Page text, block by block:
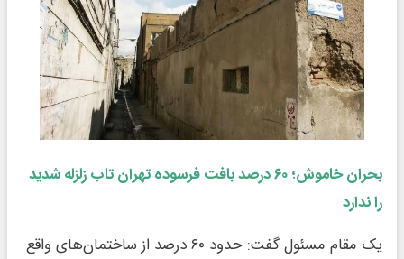
بحران خاموش؛ ۶۰ درصد بافت فرسوده تهران تاب زلزله شدید
را ندارد
یک مقام مسئول گفت: حدود ۶۰ درصد از ساختمان‌های واقع